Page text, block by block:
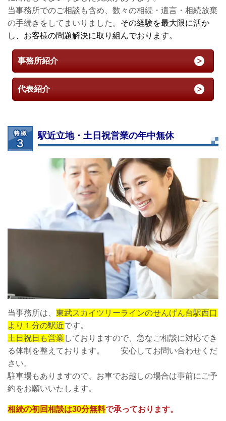
当事務所でのご相談も含め、数々の相続・遺言・相続放棄
の手続きをしてまいりました。 その経験を最大限に活か
し、お客様の問題解決に取り組んでおります。
事務所紹介
代表紹介
駅近立地・土日祝営業の年中無休
当事務所は、 東武スカイツリーラインのせんげん台駅西口
より１分の駅近です。
土日祝日も営業 しておりますので、急なご相談に対応でき
る体制を整えております。 安心してお問い合わせくだ
さい。
駐車場もありますので、お車でお越しの場合は事前にご予
約をお願いいたします。
相続の初回相談は30分無料で承っております。